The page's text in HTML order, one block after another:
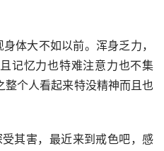
体大不如以前。浑身乏力，
记忆力也特难注意力也不集
整个人看起来特没精神而且也
其害，最近来到戒色吧，感